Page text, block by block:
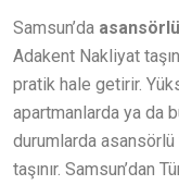
Samsun’da
Adakent Nakliyat
pratik hale getirir.
apartmanlarda ya da
durumlarda asansörlü
taşınır. Samsun’dan